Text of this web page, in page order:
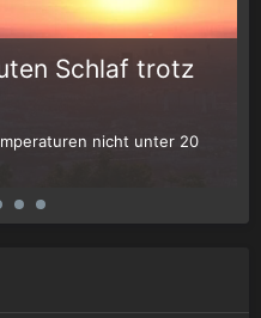
Schlaf trotz
nicht unter 20